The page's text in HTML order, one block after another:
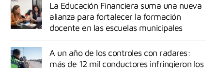
La Educación Financiera suma una nueva
alianza para fortalecer la formación
docente en las escuelas municipales
A un año de los controles con radares:
más de 12 mil conductores infringieron los